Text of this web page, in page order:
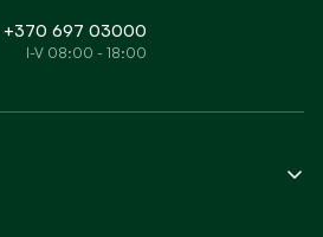
+370 697 03000
I-V 08:00 - 18:00